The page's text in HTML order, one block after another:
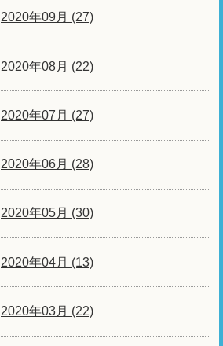
2020年09月 (27)
2020年08月 (22)
2020年07月 (27)
2020年06月 (28)
2020年05月 (30)
2020年04月 (13)
2020年03月 (22)